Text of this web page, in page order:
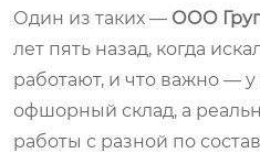
Один из таких — ООО
лет пять назад, когда
работают, и что важно —
офшорный склад, а
работы с разной по